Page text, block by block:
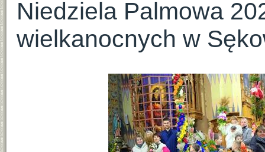
Niedziela Palmowa
wielkanocnych w